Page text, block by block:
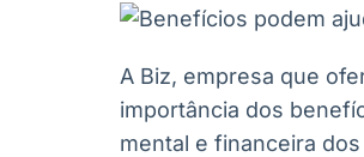
conteúdos
de investimento
A Biz, empresa que
importância dos
mental e financeira